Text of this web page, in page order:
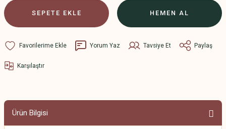
SEPETE EKLE HEMEN AL
Yorum Yaz Tavsiye Et Paylaş
Karşılaştır
Ürün Bilgisi